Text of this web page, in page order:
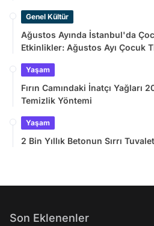
Genel Kültür
Ağustos Ayında İstanbul'da
Etkinlikler: Ağustos Ayı Çocuk
Yaşam
Fırın Camındaki İnatçı Yağları
Temizlik Yöntemi
Yaşam
2 Bin Yıllık Betonun Sırrı
Son Eklenenler